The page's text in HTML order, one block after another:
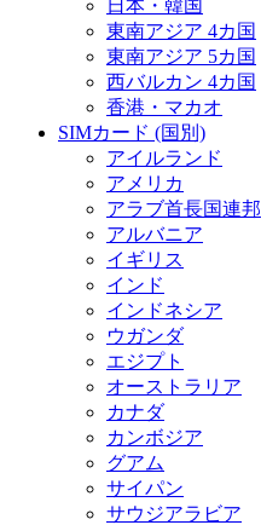
日本・韓国
東南アジア 4カ国
東南アジア 5カ国
西バルカン 4カ国
香港・マカオ
SIMカード (国別)
アイルランド
アメリカ
アラブ首長国連邦
アルバニア
イギリス
インド
インドネシア
ウガンダ
エジプト
オーストラリア
カナダ
カンボジア
グアム
サイパン
サウジアラビア